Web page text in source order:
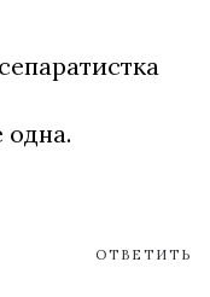
одна.
ОТВЕТИТЬ